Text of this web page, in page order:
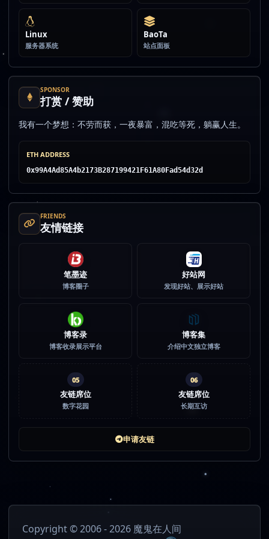
Linux
服务器系统
BaoTa
站点面板
SPONSOR
打赏 / 赞助
我有一个梦想：不劳而获，一夜暴富，混吃等死，躺赢人生。
ETH ADDRESS
0x99A4Ad85A4b2173B287199421F61A80Fad54d32d
FRIENDS
友情链接
笔墨迹
博客圈子
好站网
发现好站、展示好站
博客录
博客收录展示平台
博客集
介绍中文独立博客
05
友链席位
数字花园
06
友链席位
长期互访
申请友链
Copyright © 2006 - 2026 魔鬼在人间